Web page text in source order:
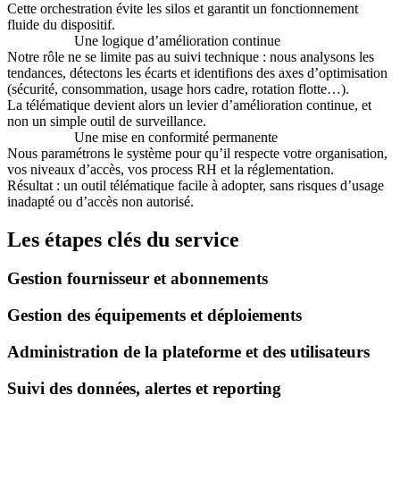
Cette orchestration évite les silos et garantit un fonctionnement
fluide du dispositif.
Une logique d’amélioration continue
Notre rôle ne se limite pas au suivi technique : nous analysons les
tendances, détectons les écarts et identifions des axes d’optimisation
(sécurité, consommation, usage hors cadre, rotation flotte…).
La télématique devient alors un levier d’amélioration continue, et
non un simple outil de surveillance.
Une mise en conformité permanente
Nous paramétrons le système pour qu’il respecte votre organisation,
vos niveaux d’accès, vos process RH et la réglementation.
Résultat : un outil télématique facile à adopter, sans risques d’usage
inadapté ou d’accès non autorisé.
Les étapes clés du service
Gestion fournisseur et abonnements
Gestion des équipements et déploiements
Administration de la plateforme et des utilisateurs
Suivi des données, alertes et reporting